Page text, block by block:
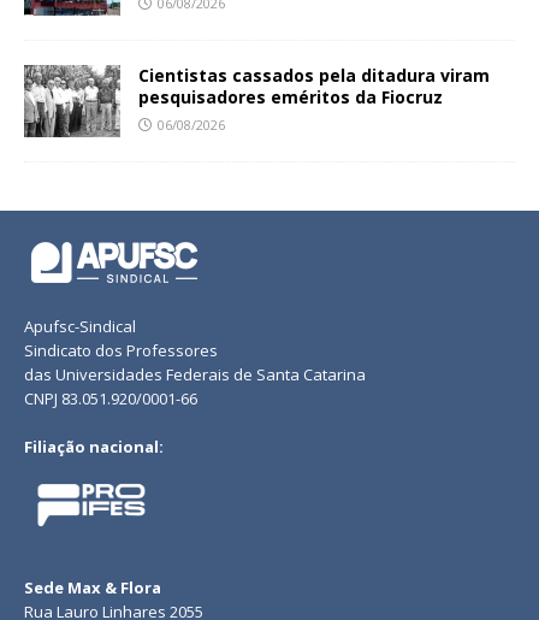
Cientistas cassados pela ditadura viram
pesquisadores eméritos da Fiocruz
06/08/2026
Apufsc-Sindical
Sindicato dos Professores
das Universidades Federais de Santa Catarina
CNPJ 83.051.920/0001-66
Filiação nacional:
Sede Max & Flora
Rua Lauro Linhares 2055